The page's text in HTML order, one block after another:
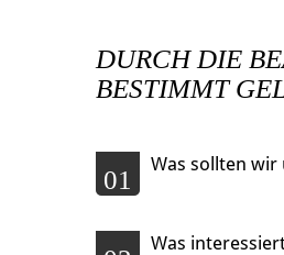
DURCH DIE
BESTIMMT
01
Was sollten
Was